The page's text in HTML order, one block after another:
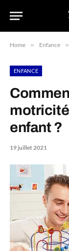
Home » Enfance »
ENFANCE
enfant ?
19 juillet 2021